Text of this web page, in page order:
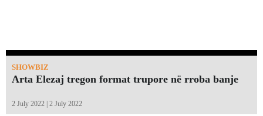
SHOWBIZ
Arta Elezaj tregon format trupore në rroba banje
2 July 2022 | 2 July 2022